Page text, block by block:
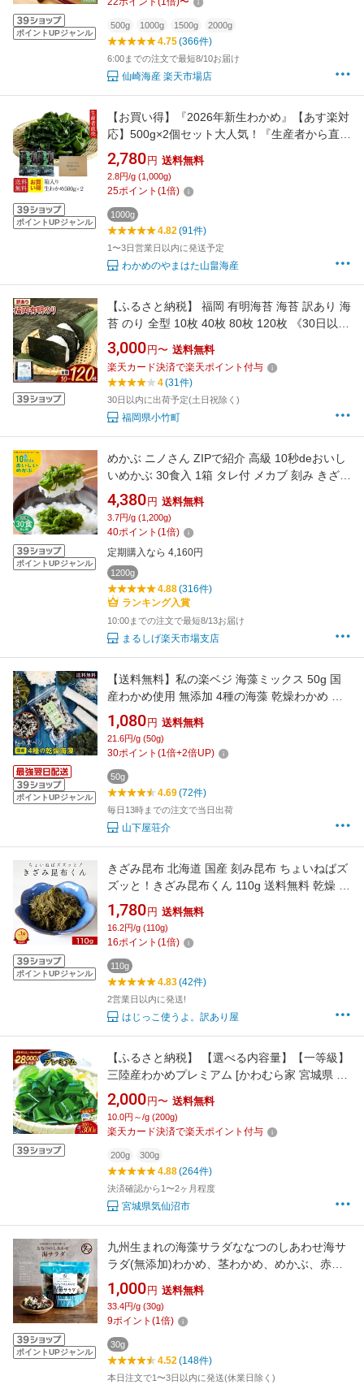
ポイントUPジャンル
500g 1000g 1500g 2000g
4.75(366件)
6:00までの注文で最短8/10お届け
仙崎海産 楽天市場店
ポイントUPジャンル
【お買い得】『2026年新生わかめ』【あす楽対
応】500g×2個セット大人気！『生産者から直
送』 わかめ 箱入り 鳴門海峡 鳴門産 国産 わ
かめ ワカメ 塩わかめ 鳴門わかめ 塩蔵わかめ 産
地直送 海産物 免疫力 送料無料生ワカメ生
2,780 円 送料無料
2.8円/g (1,000g)
25ポイント (1倍)
1000g
4.82(91件)
1〜3日営業日以内に発送予定
わかめのやまはた山畠海産
【ふるさと納税】 福岡 有明海苔 海苔 訳あり 海
苔 のり 全型 10枚 40枚 80枚 120枚 《30日以内
に出荷予定(土日祝除く)》 大容量 大量 簡易包
装 福岡県産 無添加 ふるさと納税 わけあり 訳ア
リ 常温保温
3,000 円〜 送料無料
楽天カード決済で楽天ポイント付与
4(31件)
30日以内に出荷予定(土日祝除く)
福岡県小竹町
ポイントUPジャンル
めかぶ ニノさん ZIPで紹介 高級 10秒deおいし
いめかぶ 30食入 1箱 タレ付 メカブ 刻み きざみ
めかぶ 宮城 気仙沼 グルメ 国産 無添加 食品 冷
凍 ネバネバ 海藻 ヘルシー 小腹すいた時 食べる
もの 体にいい食べ物 手軽 三陸産 食材 ダイエッ
4,380 円 送料無料
3.7円/g (1,200g)
40ポイント (1倍)
定期購入なら 4,160円
1200g
4.88(316件)
ランキング入賞
10:00までの注文で最短8/13お届け
まるしげ楽天市場支店
ポイントUPジャンル
【送料無料】私の楽ベジ 海藻ミックス 50g 国
産わかめ使用 無添加 4種の海藻 乾燥わかめ 白
きくらげ 糸寒天 茎わかめ 国内加工 海藻サラダ
｜常備菜 簡単 時短調理 チャック付き 水で戻す
だけ 栄養たっぷり 食物繊維 保存食 お味噌汁 海
1,080 円 送料無料
21.6円/g (50g)
30ポイント (1倍+2倍UP)
50g
4.69(72件)
毎日13時までの注文で当日出荷
山下屋荘介
ポイントUPジャンル
きざみ昆布 北海道 国産 刻み昆布 ちょいねばズ
ズッと！きざみ昆布くん 110g 送料無料 乾燥 き
ざみこんぶ 訳あり コンブ 北海道産 粘る フコイ
ダン 日本生まれ！規格外の助っ人 nkdy
1,780 円 送料無料
16.2円/g (110g)
16ポイント (1倍)
110g
4.83(42件)
2営業日以内に発送!
はじっこ使うよ。訳あり屋
【ふるさと納税】 【選べる内容量】【一等級】
三陸産わかめプレミアム [かわむら家 宮城県 気
仙沼市 20564662] ワカメ わかめ 国産 三陸 塩
蔵わかめ 三陸わかめ
2,000 円〜 送料無料
10.0円～/g (200g)
楽天カード決済で楽天ポイント付与
200g 300g
4.88(264件)
決済確認から1〜2ヶ月程度
宮城県気仙沼市
ポイントUPジャンル
九州生まれの海藻サラダななつのしあわせ海サ
ラダ(無添加)わかめ、茎わかめ、めかぶ、赤と
さかのり、青とさかのり、白とさかのり、クロ
メ入りの7種類の海藻入り。たった5分で水に戻
る食感も栄養も楽しめる、九州産100％の海藻
1,000 円 送料無料
33.4円/g (30g)
9ポイント (1倍)
30g
4.52(148件)
本日注文で1〜3日以内に発送(休業日除く)